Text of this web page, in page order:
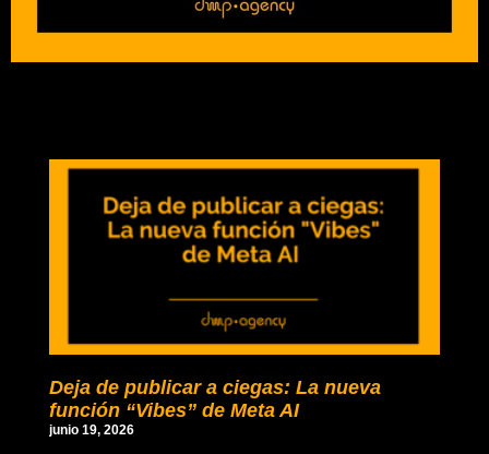
Deja de publicar a ciegas: La nueva
función “Vibes” de Meta AI
junio 19, 2026